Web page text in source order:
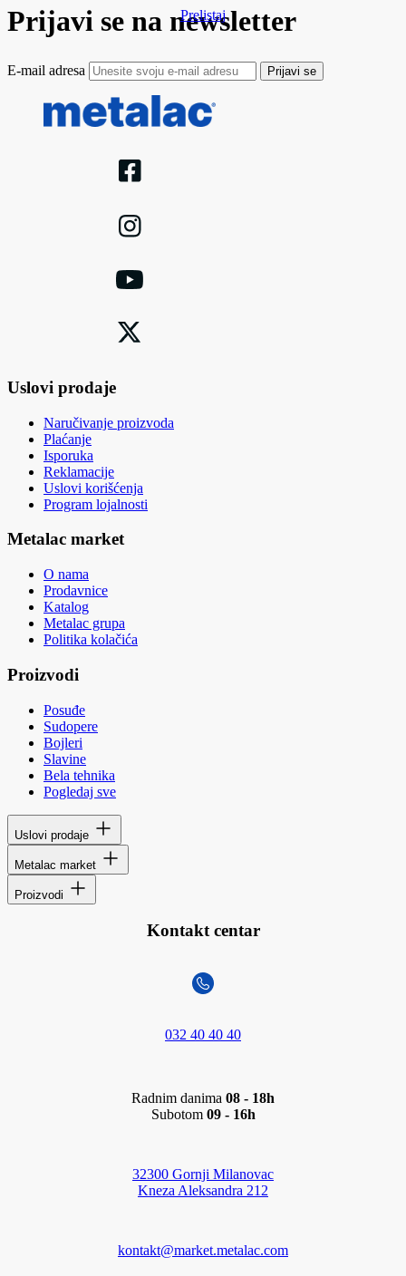
Prelistaj
Prijavi se na newsletter
E-mail adresa Prijavi se
Uslovi prodaje
Naručivanje proizvoda
Plaćanje
Isporuka
Reklamacije
Uslovi korišćenja
Program lojalnosti
Metalac market
O nama
Prodavnice
Katalog
Metalac grupa
Politika kolačića
Proizvodi
Posuđe
Sudopere
Bojleri
Slavine
Bela tehnika
Pogledaj sve
Uslovi prodaje
Metalac market
Proizvodi
Kontakt centar
032 40 40 40
Radnim danima 08 - 18h
Subotom 09 - 16h
32300 Gornji Milanovac
Kneza Aleksandra 212
kontakt@market.metalac.com